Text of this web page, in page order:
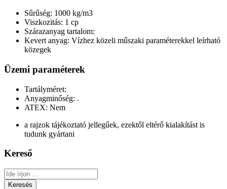
Sűrűség: 1000 kg/m3
Viszkozitás: 1 cp
Szárazanyag tartalom:
Kevert anyag: Vízhez közeli műszaki paraméterekkel leírható
közegek
Üzemi paraméterek
Tartályméret:
Anyagminőség: .
ATEX: Nem
a rajzok tájékoztató jellegűek, ezektől eltérő kialakítást is
tudunk gyártani
Kereső
Search
...Keresés